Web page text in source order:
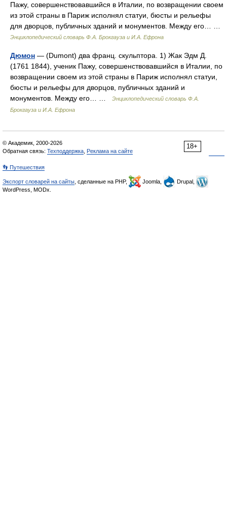
Пажу, совершенствовавшийся в Италии, по возвращении своем
из этой страны в Париж исполнял статуи, бюсты и рельефы
для дворцов, публичных зданий и монументов. Между его… …
Энциклопедический словарь Ф.А. Брокгауза и И.А. Ефрона
Дюмон — (Dumont) два франц. скульптора. 1) Жак Эдм Д.
(1761 1844), ученик Пажу, совершенствовавшийся в Италии, по
возвращении своем из этой страны в Париж исполнял статуи,
бюсты и рельефы для дворцов, публичных зданий и
монументов. Между его… …
Энциклопедический словарь Ф.А.
Брокгауза и И.А. Ефрона
18+
© Академик, 2000-2026
Обратная связь: Техподдержка Реклама на сайте
👣 Путешествия
Экспорт словарей на сайты , сделанные на PHP, Joomla,
Drupal,
WordPress, MODx.